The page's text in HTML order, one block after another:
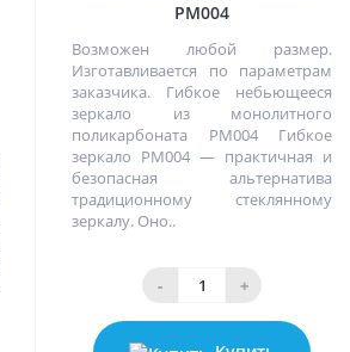
PM004
Возможен любой размер.
Изготавливается по параметрам
заказчика. Гибкое небьющееся
зеркало из монолитного
поликарбоната PM004 Гибкое
зеркало PM004 — практичная и
безопасная альтернатива
традиционному стеклянному
зеркалу. Оно..
- +